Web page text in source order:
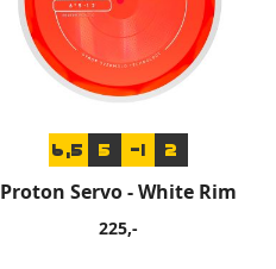
6,5 5 -1 2
Proton Servo - White Rim
225,-